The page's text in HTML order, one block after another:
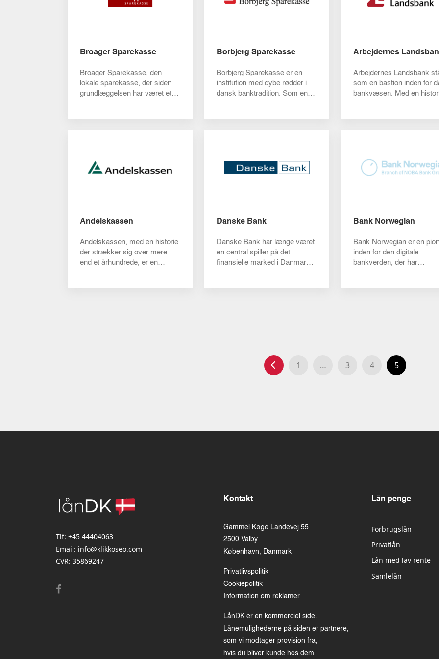
Broager Sparekasse
Broager Sparekasse, den
lokale sparekasse, der siden
grundlæggelsen har været et
Borbjerg Sparekasse
Borbjerg Sparekasse er en
institution med dybe rødder i
dansk banktradition. Som en
Arbejdernes
Arbejdernes Landsbank
som en bastion inden for
bankvæsen. Med en
Andelskassen
Andelskassen, med en historie
der strækker sig over mere
end et århundrede, er en
Danske Bank
Danske Bank har længe været
en central spiller på det
finansielle marked i Danmark.
Bank Norwegian
Bank Norwegian er en
inden for den digitale
bankverden, der har
1 … 3 4 5
Tlf: +45 44404063
Email: info@klikkoseo.com
CVR: 35869247
Kontakt
Gammel Køge Landevej 55
2500 Valby
København, Danmark
Privatlivspolitik
Cookiepolitik
Information om reklamer
LånDK er en kommerciel side.
Lånemulighederne på siden er partnere,
som vi modtager provision fra,
hvis du bliver kunde hos dem
Lån penge
Forbrugslån
Privatlån
Lån med lav rente
Samlelån